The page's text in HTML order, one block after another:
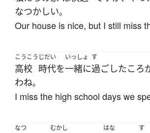
なつかしい。
Our house is nice, but I still miss
こうこう
高校
じだい
時代を
いっしょ
一緒に
す
過ごしたころ
わね。
I miss the high school days we
なつ
むかし はな す